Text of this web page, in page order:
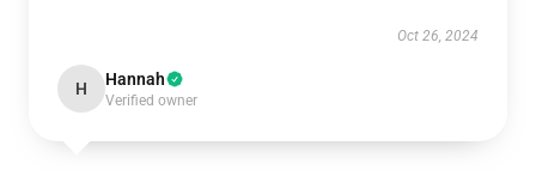
Oct 26, 2024
H Hannah
Verified owner